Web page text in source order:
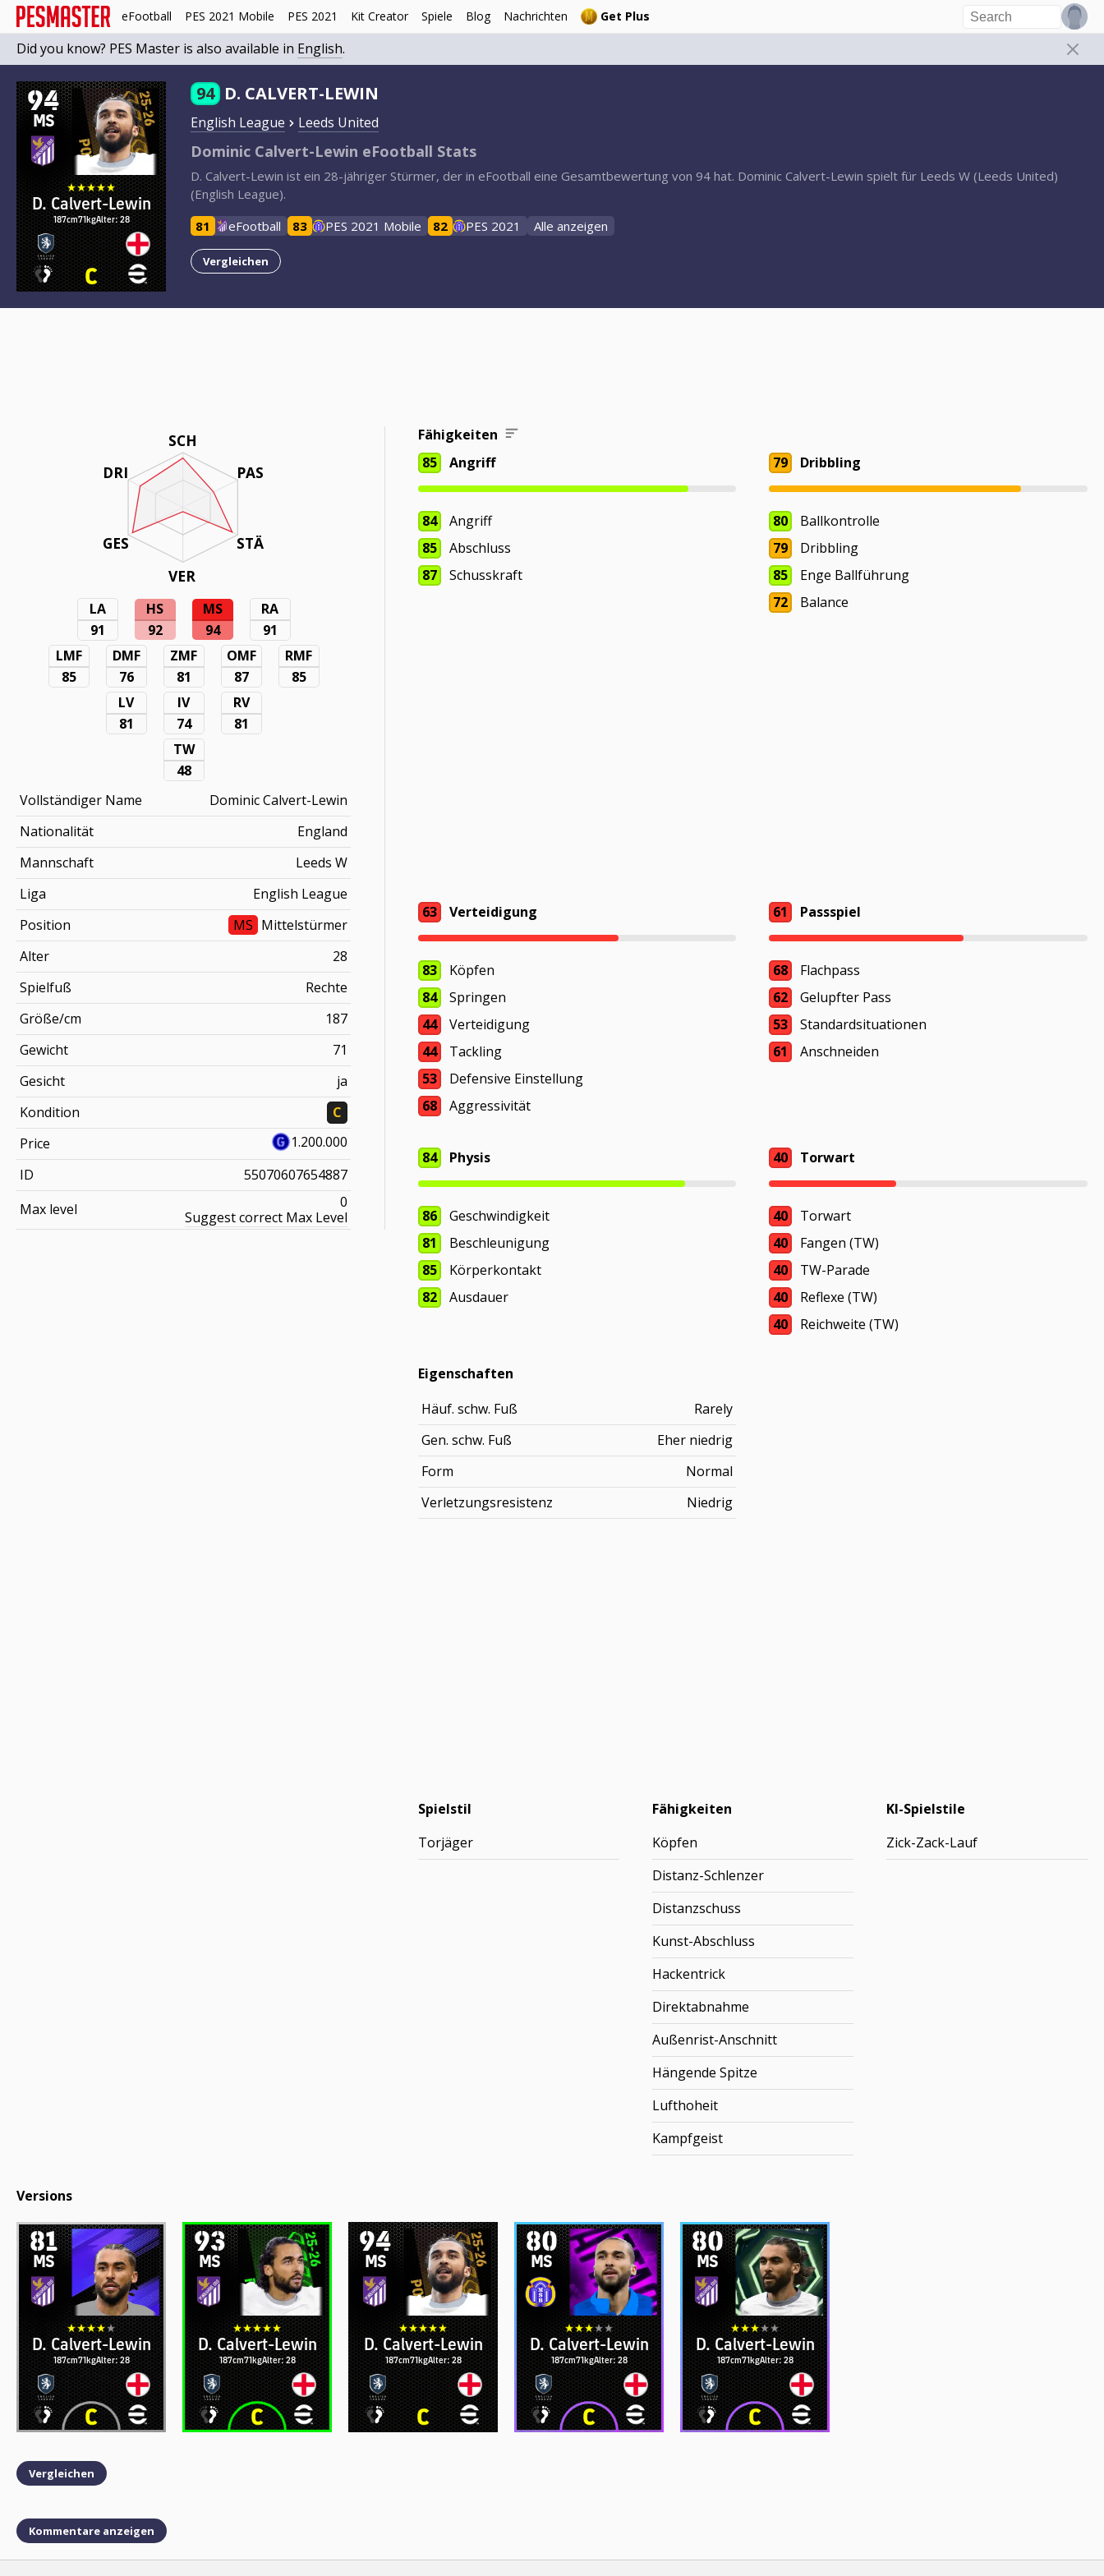
eFootball PES 2021 Mobile PES 2021 Kit Creator Spiele Blog Nachrichten Get Plus
Did you know? PES Master is also available in English.
94
MS
D. Calvert-Lewin
187cm71kgAlter: 28
94 D. CALVERT-LEWIN
English League Leeds United
Dominic Calvert-Lewin eFootball Stats
D. Calvert-Lewin ist ein 28-jähriger Stürmer, der in eFootball eine Gesamtbewertung von 94 hat. Dominic Calvert-Lewin spielt für Leeds W (Leeds United)
(English League).
81
eFootball 83 PES 2021 Mobile 82 PES 2021 Alle anzeigen
Vergleichen
SCH
PAS
STÄ
VER
DRI
GES
LA
91
HS
92
MS
94
RA
91
LMF
85
DMF
76
ZMF
81
OMF
87
RMF
85
LV
81
IV
74
RV
81
TW
48
Vollständiger Name
Dominic Calvert-Lewin
Nationalität
England
Mannschaft
Leeds W
Liga
English League
Position
MS Mittelstürmer
Alter
28
Spielfuß
Rechte
Größe/cm
187
Gewicht
71
Gesicht
ja
Kondition
C
Price
1.200.000
ID
55070607654887
Max level
0
Suggest correct Max Level
Fähigkeiten
85
Angriff
84
Angriff
85
Abschluss
87
Schusskraft
79 Dribbling
80
Ballkontrolle
79
Dribbling
85
Enge Ballführung
72
Balance
63 Verteidigung
83
Köpfen
84
Springen
44
Verteidigung
44
Tackling
53
Defensive Einstellung
68
Aggressivität
61 Passspiel
68
Flachpass
62
Gelupfter Pass
53
Standardsituationen
61
Anschneiden
84 Physis
86
Geschwindigkeit
81
Beschleunigung
85
Körperkontakt
82
Ausdauer
40 Torwart
40
Torwart
40
Fangen (TW)
40
TW-Parade
40
Reflexe (TW)
40
Reichweite (TW)
Eigenschaften
Häuf. schw. Fuß
Rarely
Gen. schw. Fuß
Eher niedrig
Form
Normal
Verletzungsresistenz
Niedrig
Spielstil
Torjäger
Fähigkeiten
Köpfen
Distanz-Schlenzer
Distanzschuss
Kunst-Abschluss
Hackentrick
Direktabnahme
Außenrist-Anschnitt
Hängende Spitze
Lufthoheit
Kampfgeist
KI-Spielstile
Zick-Zack-Lauf
Versions
81
MS
D. Calvert-Lewin
187cm71kgAlter: 28
93
MS
D. Calvert-Lewin
187cm71kgAlter: 28
94
MS
D. Calvert-Lewin
187cm71kgAlter: 28
80
MS
D. Calvert-Lewin
187cm71kgAlter: 28
80
MS
D. Calvert-Lewin
187cm71kgAlter: 28
Vergleichen
Kommentare anzeigen